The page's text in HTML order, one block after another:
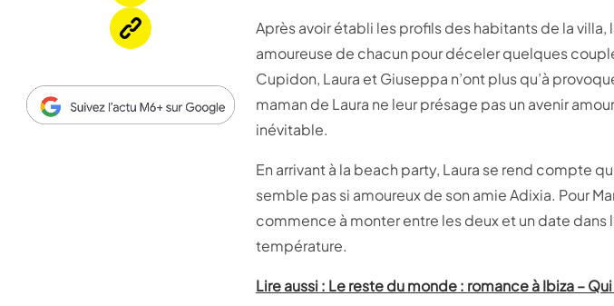
Après avoir établi les profils des habitants de la
amoureuse de chacun pour déceler quelques
Cupidon, Laura et Giuseppa n’ont plus qu’à
maman de Laura ne leur présage pas un avenir
inévitable.
En arrivant à la beach party, Laura se rend compte
semble pas si amoureux de son amie Adixia. Pour
commence à monter entre les deux et un date
température.
Lire aussi : Le reste du monde : romance à Ibiza –